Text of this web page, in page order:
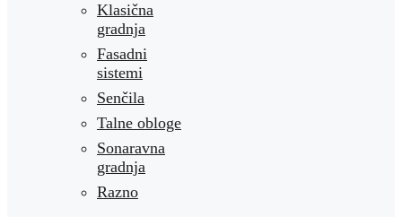
Klasična
gradnja
Fasadni
sistemi
Senčila
Talne obloge
Sonaravna
gradnja
Razno